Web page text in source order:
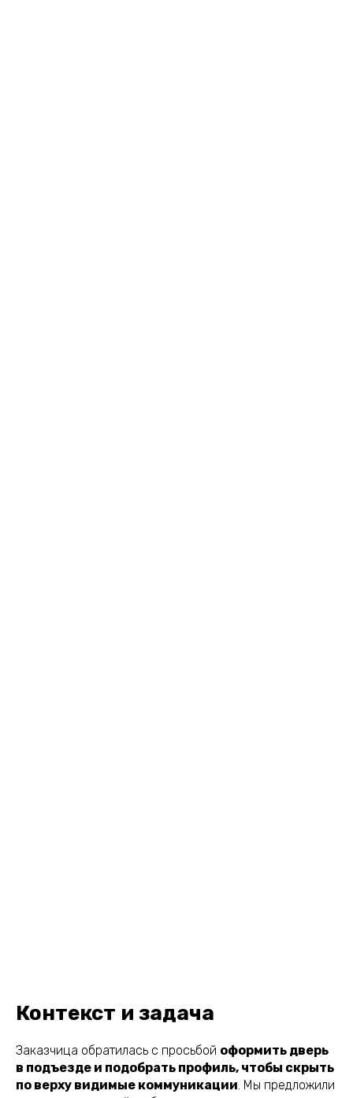
Контекст и задача
Заказчица обратилась с просьбой оформить дверь
в подъезде и подобрать профиль, чтобы скрыть
по верху видимые коммуникации. Мы предложили